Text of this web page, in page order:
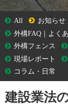
All お知らせ
外構FAQ｜よく
外構フェンス
現場レポート
コラム・日常
建設業法